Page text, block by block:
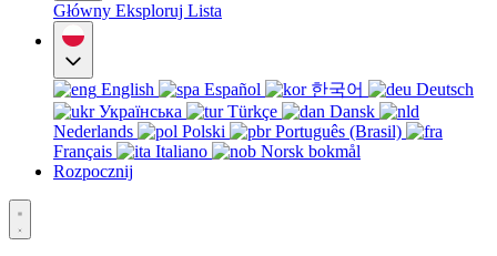
Główny Eksploruj Lista
English Español 한국어
Deutsch
Українська
Türkçe
Dansk
Nederlands
Polski
Português (Brasil)
Français
Italiano
Norsk bokmål
Rozpocznij